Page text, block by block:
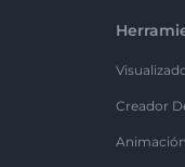
Creador